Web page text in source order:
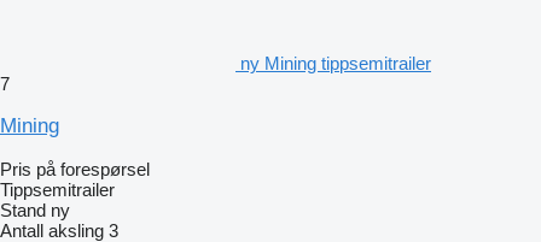
ny Mining tippsemitrailer
7
Mining
Pris på forespørsel
Tippsemitrailer
Stand ny
Antall aksling 3